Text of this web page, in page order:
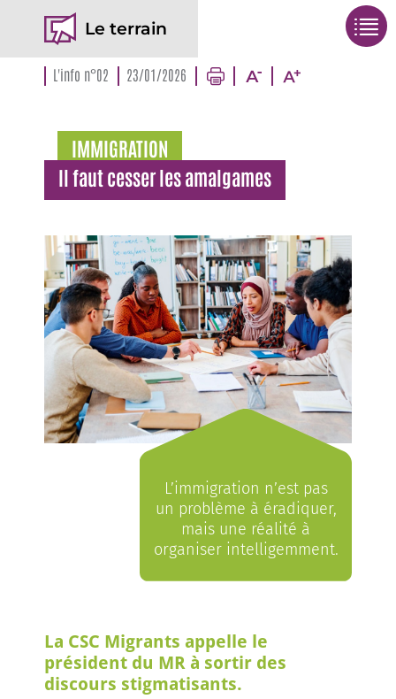
Le terrain
L'info n°02 23/01/2026
IMMIGRATION
Il faut cesser les amalgames
L’immigration n’est pas
un problème à éradiquer,
mais une réalité à
organiser intelligemment.
La CSC Migrants appelle le
président du MR à sortir des
discours stigmatisants.